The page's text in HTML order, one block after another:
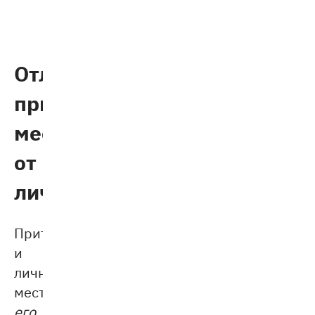
Отличие
притяжательных
местоимений
от
личных
Притяжательные
и
личные
местоимения